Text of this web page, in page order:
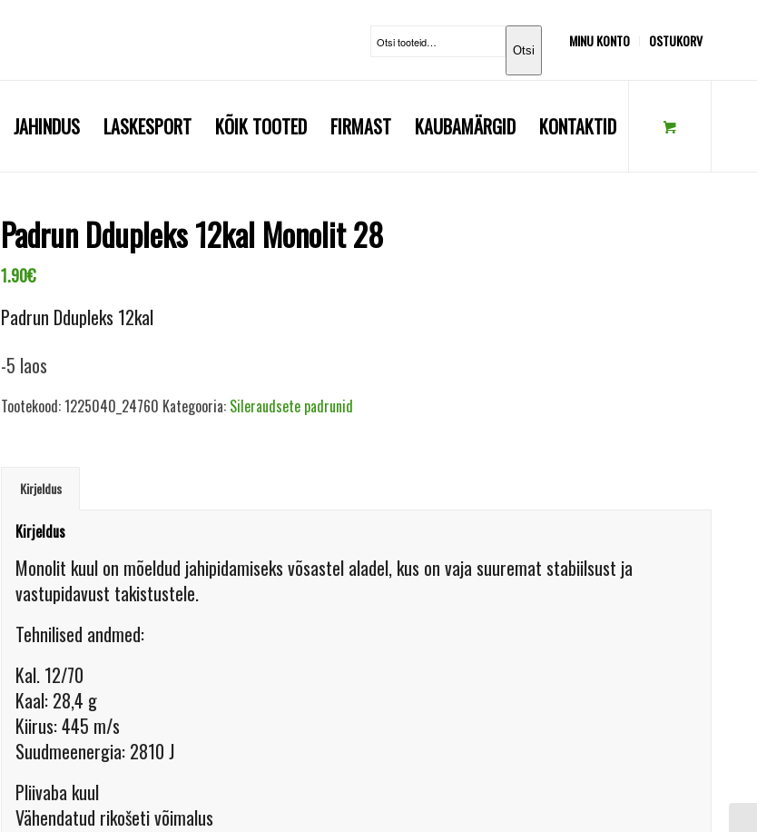
MINU KONTO OSTUKORV
Otsi
JAHINDUS LASKESPORT KÕIK TOOTED FIRMAST KAUBAMÄRGID KONTAKTID
Padrun Ddupleks 12kal Monolit 28
1.90€
Padrun Ddupleks 12kal
-5 laos
Tootekood:1225040_24760 Kategooria: Sileraudsete padrunid
Kirjeldus
Kirjeldus
Monolit kuul on mõeldud jahipidamiseks võsastel aladel, kus on vaja suuremat stabiilsust ja
vastupidavust takistustele.
Tehnilised andmed:
Kal. 12/70
Kaal: 28,4 g
Kiirus: 445 m/s
Suudmeenergia: 2810 J
Pliivaba kuul
Vähendatud rikošeti võimalus